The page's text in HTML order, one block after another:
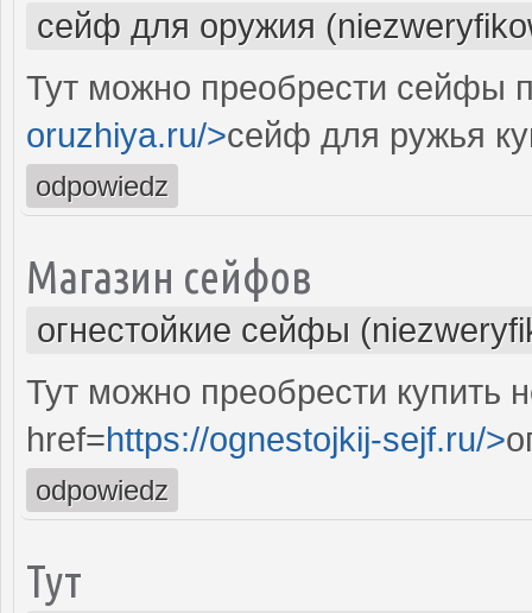
сейф для оружия
Тут можно преобрести сейфы
oruzhiya.ru/>сейф для ружья
odpowiedz
Магазин сейфов
огнестойкие сейфы
Тут можно преобрести купить
href=https://ognestojkij-sejf.ru/>
odpowiedz
Тут